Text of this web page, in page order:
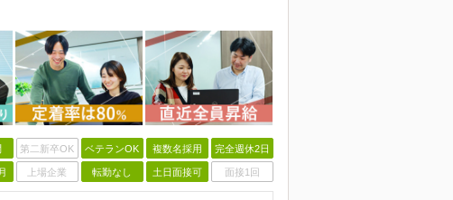
第二新卒OK ベテランOK 複数名採用 完全週休2日
上場企業 転勤なし 土日面接可 面接1回